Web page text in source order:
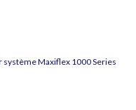
Maxiflex 1000 Series